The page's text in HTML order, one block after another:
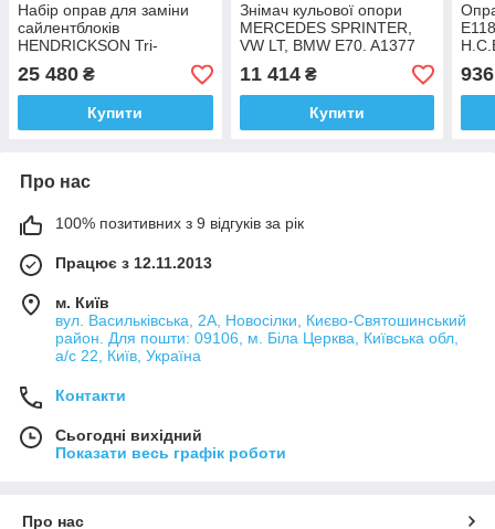
Набір оправ для заміни
сайлентблоків
HENDRICKSON Tri-
Functional. E1690 H.C.B.
25 480 ₴
Купити
Знімач кульової опори
MERCEDES SPRINTER,
VW LT, BMW E70. A1377
H.C.B.
11 414₴
Купити
936
Про нас
100% позитивних з 9 відгуків за рік
Працює з 12.11.2013
м. Київ
вул. Васильківська, 2А, Новосілки, Києво-Святошинський
район. Для пошти: 09106, м. Біла Церква, Київська обл,
а/с 22, Київ, Україна
Контакти
Сьогодні вихідний
Показати весь графік роботи
Про нас